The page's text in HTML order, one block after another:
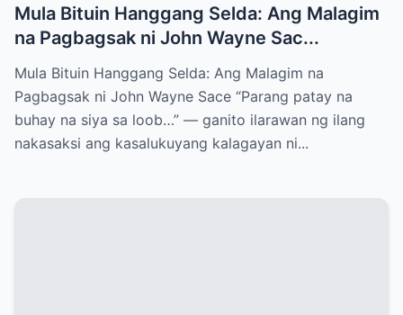
Mula Bituin Hanggang Selda: Ang Malagim
na Pagbagsak ni John Wayne Sac...
Mula Bituin Hanggang Selda: Ang Malagim na
Pagbagsak ni John Wayne Sace “Parang patay na
buhay na siya sa loob…” — ganito ilarawan ng ilang
nakasaksi ang kasalukuyang kalagayan ni...